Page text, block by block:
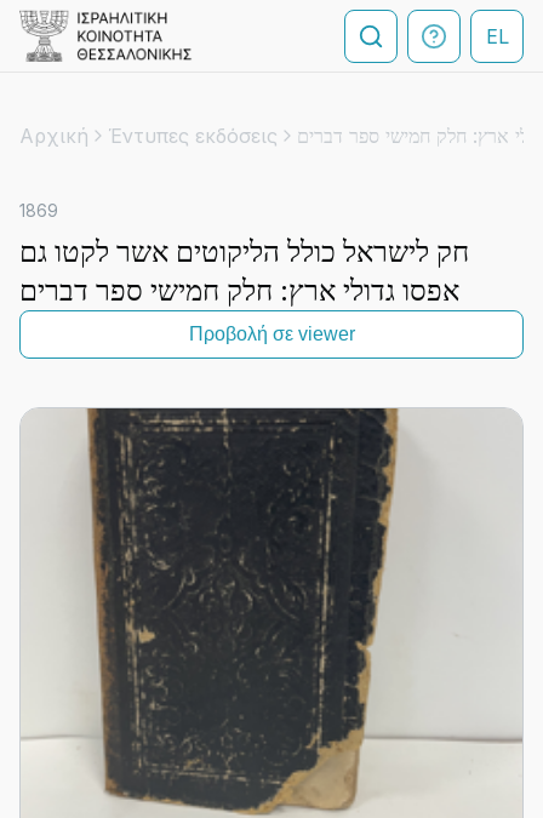
EL
Αρχική Έντυπες εκδόσεις
1869
חק לישראל כולל הליקוטים אשר לקטו גם
אפסו גדולי ארץ: חלק חמישי ספר דברים
Προβολή σε viewer